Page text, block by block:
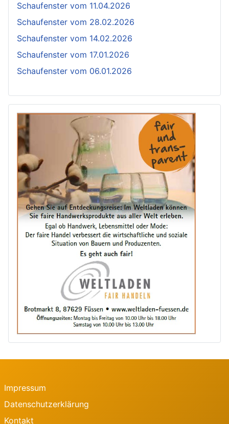
Schaufenster vom 11.04.2026
Schaufenster vom 28.02.2026
Schaufenster vom 14.02.2026
Schaufenster vom 17.01.2026
Schaufenster vom 06.01.2026
Impressum
Datenschutzerklärung
Kontakt